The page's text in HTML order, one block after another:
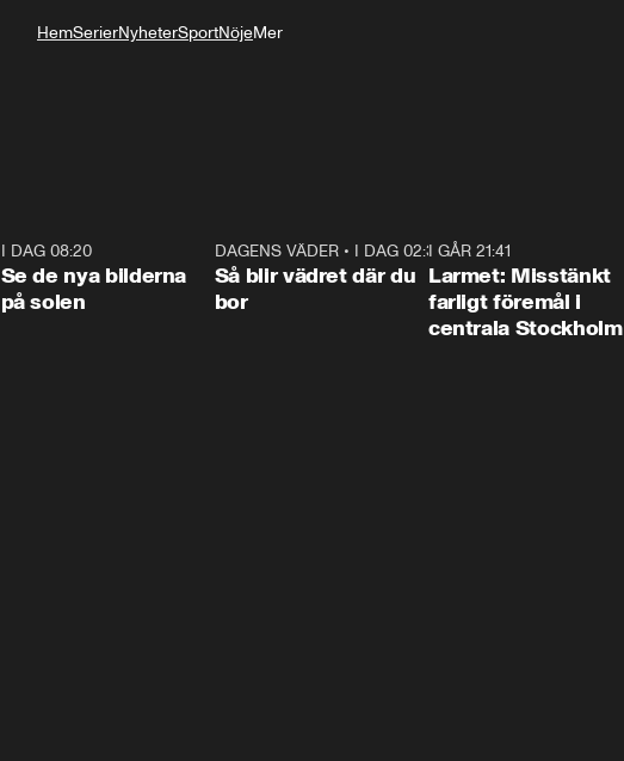
HemSerierNyheterSportNöjeMer
I DAG 08:20
Se de nya bilderna
på solen
1:06
DAGENS VÄDER• I DAG 02:30
Så blir vädret där du
bor
I GÅR 21:41
Larmet: Misstänkt
farligt föremål i
centrala Stockholm